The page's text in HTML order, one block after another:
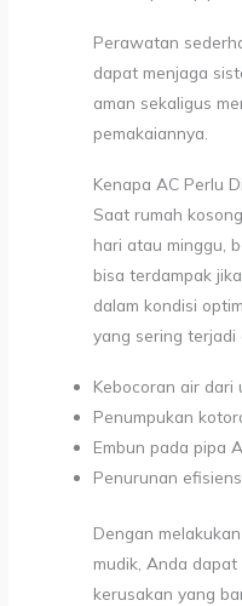
Perawatan
dapat menjaga
aman sekaligus
pemakaiannya.
Kenapa AC Perlu
Saat rumah
hari atau minggu,
bisa terdampak
dalam kondisi
yang sering terjadi
Kebocoran air dari
Penumpukan
Embun pada pipa
Penurunan
Dengan
mudik, Anda dapat
kerusakan yang